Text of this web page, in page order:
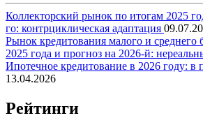
Коллекторский рынок по итогам 2025
го: контрциклическая адаптация
Рынок кредитования малого и среднего
2025 года и прогноз на 2026-й:
Ипотечное кредитование в 2026 году: в
13.04.2026
Рейтинги